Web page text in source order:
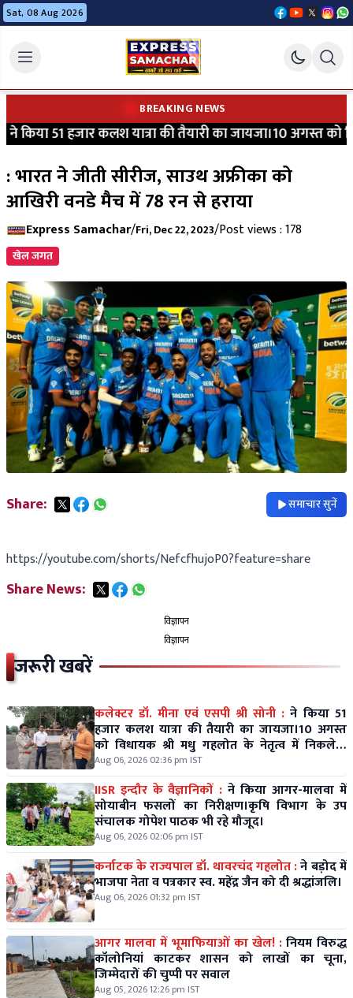
Sat, 08 Aug 2026
BREAKING NEWS
किया 51 हजार कलश यात्रा की तैयारी का जायजा।10 अगस्त को
: भारत ने जीती सीरीज, साउथ अफ्रीका को
आखिरी वनडे मैच में 78 रन से हराया
Express Samachar/Fri, Dec 22, 2023/Post views : 178
खेल जगत
Share: समाचार सुनें
https://youtube.com/shorts/NefcfhujoP0?feature=share
Share News:
विज्ञापन
विज्ञापन
जरूरी खबरें
कलेक्टर डॉ. मीना एवं एसपी श्री सोनी : ने किया 51
हजार कलश यात्रा की तैयारी का जायजा।10 अगस्त
को विधायक श्री मधु गहलोत के नेतृत्व में निकलेगी
विशाल कलश यात्रा।
Aug 06, 2026 02:36 pm IST
IISR इन्दौर के वैज्ञानिकों : ने किया आगर-मालवा में
सोयाबीन फसलों का निरीक्षण।कृषि विभाग के उप
संचालक गोपेश पाठक भी रहे मौजूद।
Aug 06, 2026 02:06 pm IST
कर्नाटक के राज्यपाल डॉ. थावरचंद गहलोत :ने बड़ोद में
भाजपा नेता व पत्रकार स्व. महेंद्र जैन को दी श्रद्धांजलि।
Aug 06, 2026 01:32 pm IST
आगर मालवा में भूमाफियाओं का खेल! :नियम विरुद्ध
कॉलोनियां काटकर शासन को लाखों का चूना,
जिम्मेदारों की चुप्पी पर सवाल
Aug 05, 2026 12:26 pm IST